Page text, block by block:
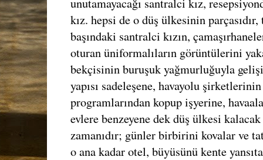
kız. hepsi de o düş ülkesinin
başındaki santralci kızın,
oturan üniformalıların görüntülerini
bekçisinin buruşuk yağmurluğuyla
yapısı sadeleşene, havayolu
programlarından kopup işyerine,
evlere benzeyene dek düş ülkesi
zamanıdır; günler birbirini kovalar ve
o ana kadar otel, büyüsünü kente